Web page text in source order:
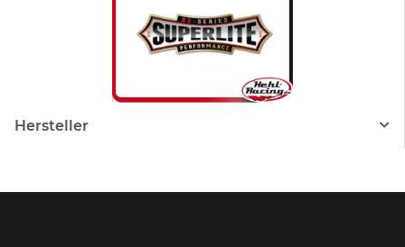
Hersteller